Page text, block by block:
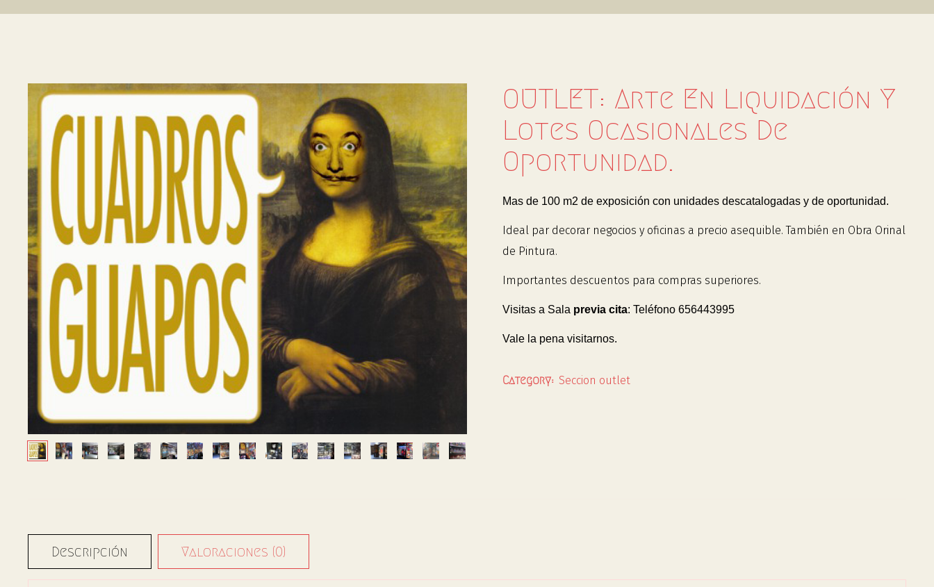
OUTLET: Arte En Liquidación Y
Lotes Ocasionales De
Oportunidad.
Mas de 100 m2 de exposición con unidades descatalogadas y de oportunidad.
Ideal par decorar negocios y oficinas a precio asequible. También en Obra Orinal
de Pintura.
Importantes descuentos para compras superiores.
Visitas a Sala previa cita: Teléfono 656443995
Vale la pena visitarnos.
Category: Seccion outlet
Descripción Valoraciones (0)